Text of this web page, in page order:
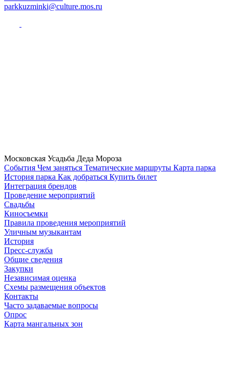
parkkuzminki@culture.mos.ru
Московская Усадьба Деда Мороза
Cобытия Чем заняться Тематические маршруты Карта парка
История парка Как добраться Купить билет
Интеграция брендов
Проведение мероприятий
Свадьбы
Киносъемки
Правила проведения мероприятий
Уличным музыкантам
История
Пресс-служба
Общие сведения
Закупки
Независимая оценка
Схемы размещения объектов
Контакты
Часто задаваемые вопросы
Опрос
Карта мангальных зон